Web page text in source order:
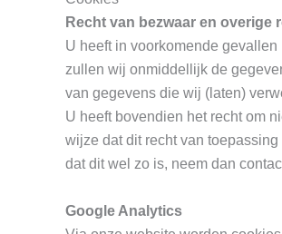
Recht van bezwaar en overige
U heeft in voorkomende
zullen wij onmiddellijk de
van gegevens die wij (laten)
U heeft bovendien het recht om
wijze dat dit recht van
dat dit wel zo is, neem dan
Google Analytics